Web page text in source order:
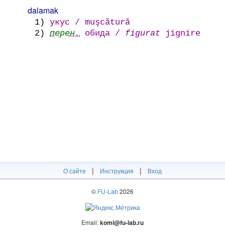
dalamak
1)
укус / muşcătură
2)
перен. обида / figurat jignire
О сайте | Инструкция | Вход
© FU-Lab2026
Email:komi@fu-lab.ru